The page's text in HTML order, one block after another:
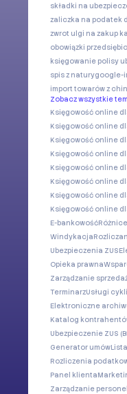
składki na
zaliczka na podatek
zwrot ulgi na zakup
obowiązki
księgowanie polisy
spis z naturygoogle-
import towarów z chin
Zobacz wszystkie
Księgowość online
Księgowość online
Księgowość online
Księgowość online
Księgowość online
Księgowość online
Księgowość online
Księgowość online
E-bankowość
Windykacja
Ubezpieczenia ZUS
Opieka prawna
Zarządzanie
TerminarzUsługi
Elektroniczne
Katalog
Ubezpieczenie ZUS
Generator umów
Rozliczenia
Panel klienta
Zarządzanie